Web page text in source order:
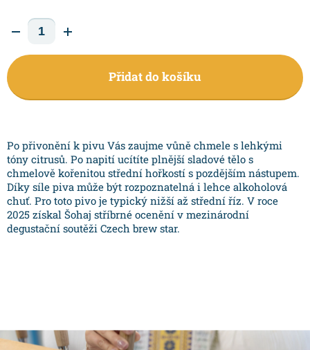
Přidat do košíku
Po přivonění k pivu Vás zaujme vůně chmele s lehkými
tóny citrusů. Po napití ucítíte plnější sladové tělo s
chmelově kořenitou střední hořkostí s pozdějším nástupem.
Díky síle piva může být rozpoznatelná i lehce alkoholová
chuť. Pro toto pivo je typický nižší až střední říz. V roce
2025 získal Šohaj stříbrné ocenění v mezinárodní
degustační soutěži Czech brew star.